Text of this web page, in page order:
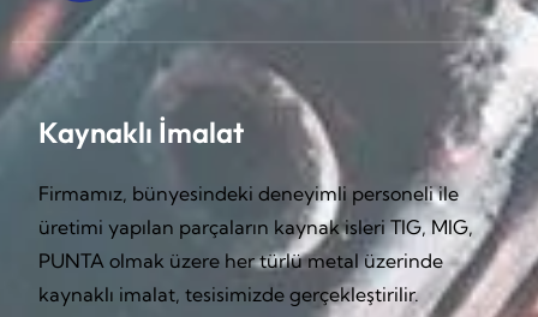
Kaynaklı İmalat
Firmamız, bünyesindeki deneyimli personeli ile
üretimi yapılan parçaların kaynak isleri TIG, MIG,
PUNTA olmak üzere her türlü metal üzerinde
kaynaklı imalat, tesisimizde gerçekleştirilir.